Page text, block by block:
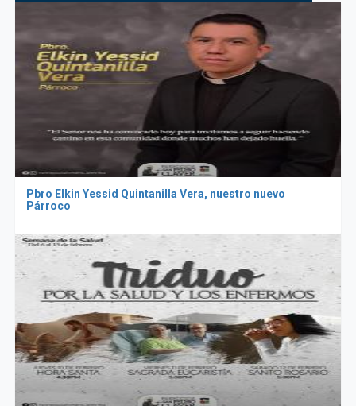
Pbro Elkin Yessid Quintanilla Vera, nuestro nuevo
Párroco